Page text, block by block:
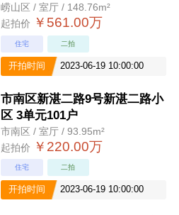
崂山区 / 室厅 / 148.76m²
起拍价 ￥561.00万
住宅 二拍
开拍时间 2023-06-19 10:00:00
市南区新湛二路9号新湛二路小
区 3单元101户
市南区 / 室厅 / 93.95m²
起拍价 ￥220.00万
住宅 二拍
开拍时间 2023-06-19 10:00:00